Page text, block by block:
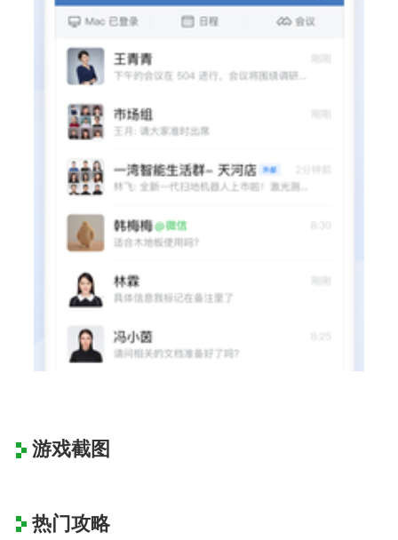
游戏截图
热门攻略